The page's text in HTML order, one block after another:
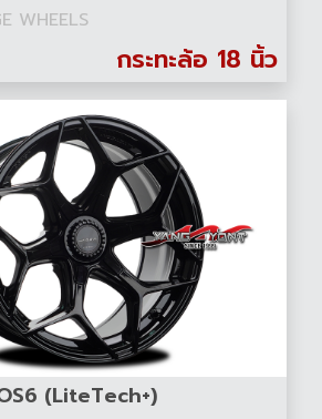
WHEELS
กระทะล้อ 18 นิ้ว
(LiteTech+)